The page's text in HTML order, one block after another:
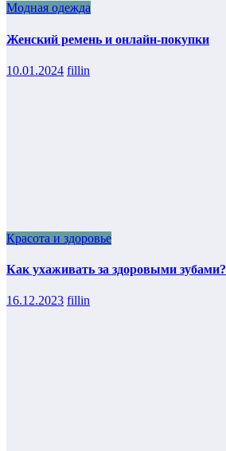
Модная одежда
Женский ремень и онлайн-покупки
10.01.2024 fillin
Красота и здоровье
Как ухаживать за здоровыми зубами?
16.12.2023 fillin